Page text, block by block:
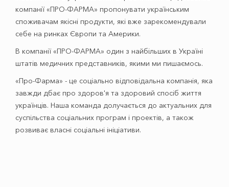
компанії «ПРО-ФАРМА» пропонувати українським
споживачам якісні продукти, які вже зарекомендували
себе на ринках Європи та Америки.
В компанії «ПРО-ФАРМА» один з найбільших в Україні
штатів медичних представників, якими ми пишаємось.
«Про-Фарма» - це соціально відповідальна компанія, яка
завжди дбає про здоров'я та здоровий спосіб життя
українців. Наша команда долучається до актуальних для
суспільства соціальних програм і проектів, а також
розвиває власні соціальні ініціативи.